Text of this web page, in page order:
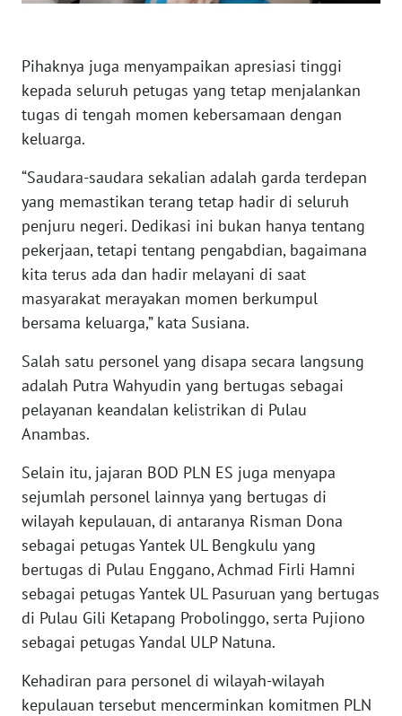
Pihaknya juga menyampaikan apresiasi tinggi
kepada seluruh petugas yang tetap menjalankan
tugas di tengah momen kebersamaan dengan
keluarga.
“Saudara-saudara sekalian adalah garda terdepan
yang memastikan terang tetap hadir di seluruh
penjuru negeri. Dedikasi ini bukan hanya tentang
pekerjaan, tetapi tentang pengabdian, bagaimana
kita terus ada dan hadir melayani di saat
masyarakat merayakan momen berkumpul
bersama keluarga,” kata Susiana.
Salah satu personel yang disapa secara langsung
adalah Putra Wahyudin yang bertugas sebagai
pelayanan keandalan kelistrikan di Pulau
Anambas.
Selain itu, jajaran BOD PLN ES juga menyapa
sejumlah personel lainnya yang bertugas di
wilayah kepulauan, di antaranya Risman Dona
sebagai petugas Yantek UL Bengkulu yang
bertugas di Pulau Enggano, Achmad Firli Hamni
sebagai petugas Yantek UL Pasuruan yang bertugas
di Pulau Gili Ketapang Probolinggo, serta Pujiono
sebagai petugas Yandal ULP Natuna.
Kehadiran para personel di wilayah-wilayah
kepulauan tersebut mencerminkan komitmen PLN
WN
SUMSEL
BENGKULU
LAMPUNG
WN
JATENG
WN
WN
JOGJA
JATIM
WN
BALI
WN
KALBAR
KALTENG